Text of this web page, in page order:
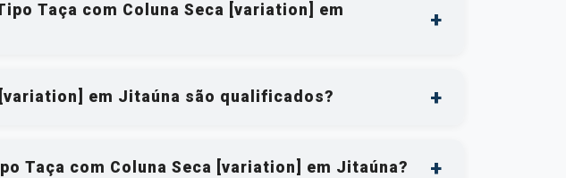
Taça com Coluna Seca [variation] em
em Jitaúna são qualificados?
Taça com Coluna Seca [variation] em Jitaúna?